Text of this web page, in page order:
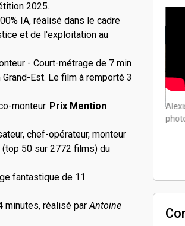
2025.
IA, réalisé dans le cadre
et de l'exploitation au
- Court-métrage de 7 min
Est. Le film à remporté 3
monteur. Prix Mention
chef-opérateur, monteur
(top 50 sur 2772 films) du
fantastique de 11
minutes, réalisé parAntoine
Drame